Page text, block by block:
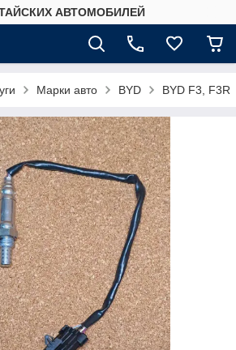
АВТОМОБИЛЕЙ
Марки авто BYD BYD F3, F3R